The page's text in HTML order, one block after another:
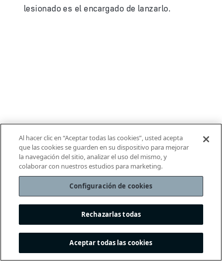
lesionado es el encargado de lanzarlo.
Al hacer clic en “Aceptar todas las cookies”, usted acepta
que las cookies se guarden en su dispositivo para mejorar
la navegación del sitio, analizar el uso del mismo, y
colaborar con nuestros estudios para marketing.
Configuración de cookies
Rechazarlas todas
Aceptar todas las cookies